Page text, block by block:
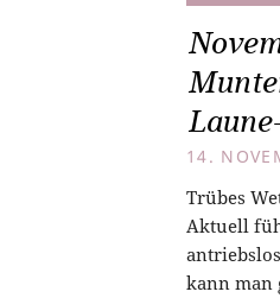
14.
Trübes
Aktuell
kann man